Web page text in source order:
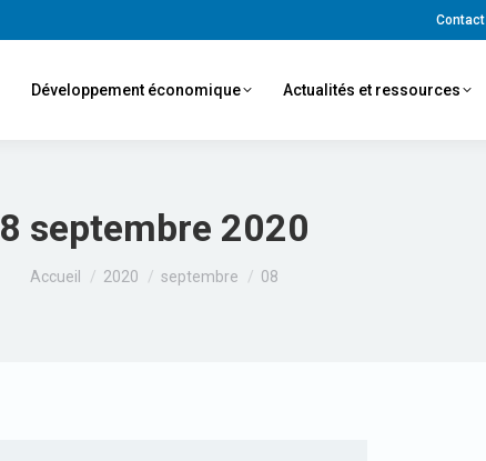
Contact
Développement économique Actualités et ressources
8 septembre 2020
Vous êtes ici :
Accueil 2020 septembre 08